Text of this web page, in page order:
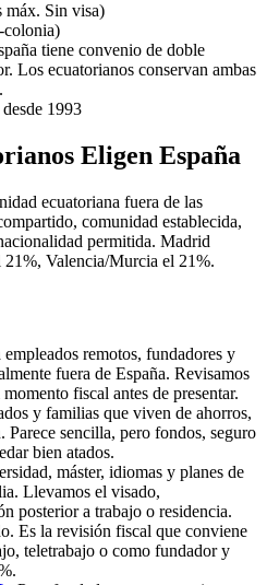
máx. Sin visa)
colonia)
tiene convenio de doble
Los ecuatorianos conservan ambas
1993
Eligen España
ecuatoriana fuera de las
comunidad establecida,
permitida. Madrid
Valencia/Murcia el 21%.
empleados remotos, fundadores y
fuera de España. Revisamos
fiscal antes de presentar.
y familias que viven de ahorros,
Parece sencilla, pero fondos, seguro
bien atados.
máster, idiomas y planes de
Llevamos el visado,
posterior a trabajo o residencia.
Es la revisión fiscal que conviene
teletrabajo o como fundador y